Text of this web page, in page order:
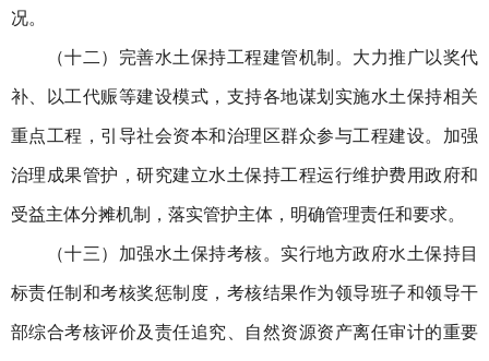
况。
（十二）完善水土保持工程建管机制。大力推广以奖代
补、以工代赈等建设模式，支持各地谋划实施水土保持相关
重点工程，引导社会资本和治理区群众参与工程建设。加强
治理成果管护，研究建立水土保持工程运行维护费用政府和
受益主体分摊机制，落实管护主体，明确管理责任和要求。
（十三）加强水土保持考核。实行地方政府水土保持目
标责任制和考核奖惩制度，考核结果作为领导班子和领导干
部综合考核评价及责任追究、自然资源资产离任审计的重要